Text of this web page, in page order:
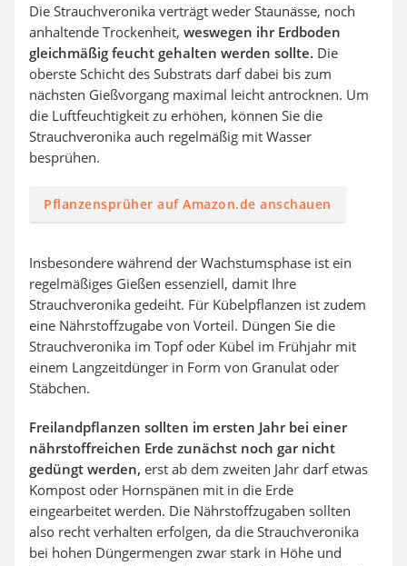
Die Strauchveronika verträgt weder Staunässe, noch
anhaltende Trockenheit, weswegen ihr Erdboden
gleichmäßig feucht gehalten werden sollte. Die
oberste Schicht des Substrats darf dabei bis zum
nächsten Gießvorgang maximal leicht antrocknen. Um
die Luftfeuchtigkeit zu erhöhen, können Sie die
Strauchveronika auch regelmäßig mit Wasser
besprühen.
Pflanzensprüher auf Amazon.de anschauen
Insbesondere während der Wachstumsphase ist ein
regelmäßiges Gießen essenziell, damit Ihre
Strauchveronika gedeiht. Für Kübelpflanzen ist zudem
eine Nährstoffzugabe von Vorteil. Düngen Sie die
Strauchveronika im Topf oder Kübel im Frühjahr mit
einem Langzeitdünger in Form von Granulat oder
Stäbchen.
Freilandpflanzen sollten im ersten Jahr bei einer
nährstoffreichen Erde zunächst noch gar nicht
gedüngt werden, erst ab dem zweiten Jahr darf etwas
Kompost oder Hornspänen mit in die Erde
eingearbeitet werden. Die Nährstoffzugaben sollten
also recht verhalten erfolgen, da die Strauchveronika
bei hohen Düngermengen zwar stark in Höhe und